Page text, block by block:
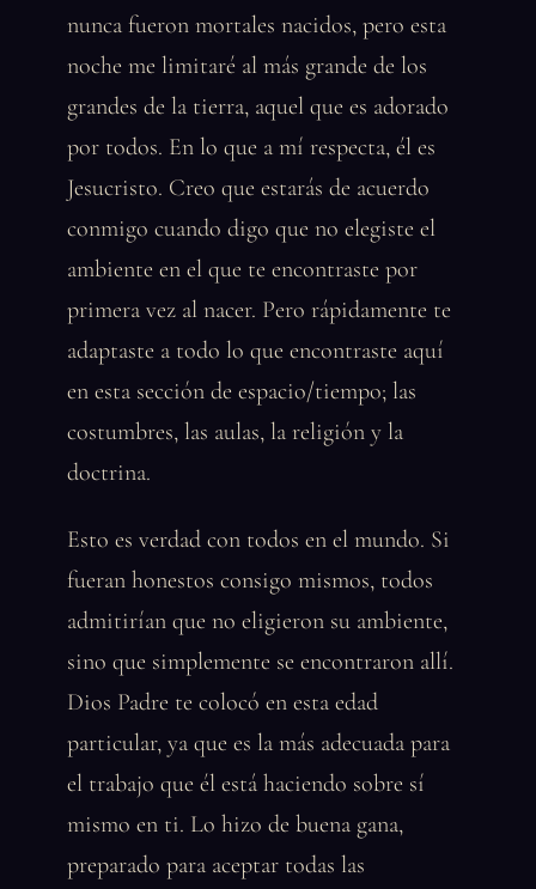
nunca fueron mortales nacidos, pero esta
noche me limitaré al más grande de los
grandes de la tierra, aquel que es adorado
por todos. En lo que a mí respecta, él es
Jesucristo. Creo que estarás de acuerdo
conmigo cuando digo que no elegiste el
ambiente en el que te encontraste por
primera vez al nacer. Pero rápidamente te
adaptaste a todo lo que encontraste aquí
en esta sección de espacio/tiempo; las
costumbres, las aulas, la religión y la
doctrina.
Esto es verdad con todos en el mundo. Si
fueran honestos consigo mismos, todos
admitirían que no eligieron su ambiente,
sino que simplemente se encontraron allí.
Dios Padre te colocó en esta edad
particular, ya que es la más adecuada para
el trabajo que él está haciendo sobre sí
mismo en ti. Lo hizo de buena gana,
preparado para aceptar todas las